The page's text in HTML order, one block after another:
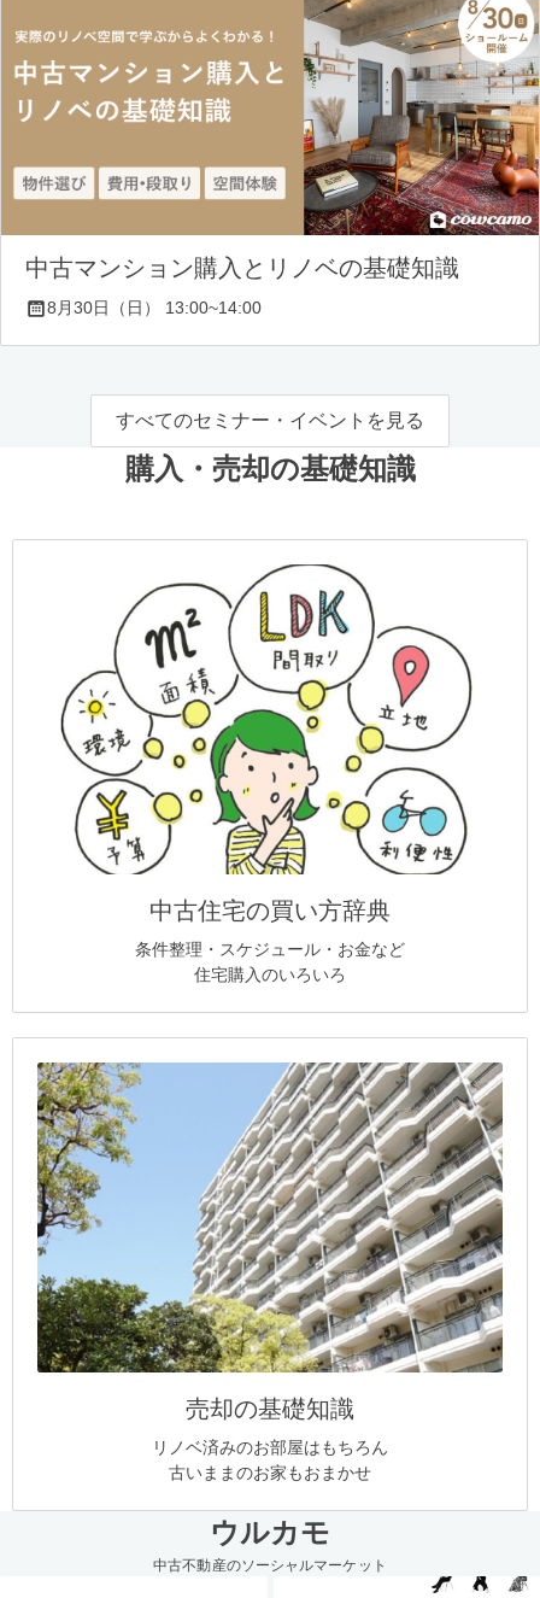
中古マンション購入とリノベの基礎知識
8月30日（日） 13:00~14:00
すべてのセミナー・イベントを見る
購入・売却の基礎知識
中古住宅の買い方辞典
条件整理・スケジュール・お金など
住宅購入のいろいろ
売却の基礎知識
リノベ済みのお部屋はもちろん
古いままのお家もおまかせ
ウルカモ
中古不動産のソーシャルマーケット